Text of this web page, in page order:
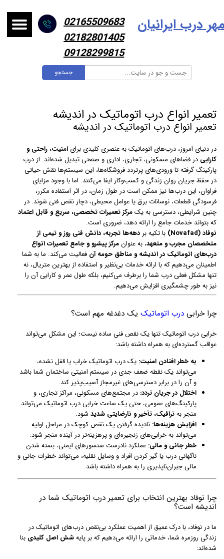
جستجو
درب ایرانیان
02165509683
02182801405
09128299815
تعمیر انواع درب اتوماتیک در اندیشه
تعمیر انواع درب اتوماتیک در اندیشه
در دنیای امروز، درب‌های اتوماتیک به عنصری کلیدی برای امنیت، راحتی و
کارایی در فضاهای مسکونی، تجاری، اداری و صنعتی تبدیل شده‌اند. از درب
پارکینگ گرفته تا ورودی‌های پرتردد فروشگاه‌ها، این سیستم‌ها نقش حیاتی
در حفظ جریان روان زندگی و کسب‌وکار ایفا می‌کنند. اما با وجود مزایای
فراوان، این درب‌ها نیز ممکن است در طول زمان، در اثر استفاده مکرر،
فرسودگی قطعات، نوسانات برق یا عوامل محیطی، دچار نقص فنی شوند. در
چنین شرایطی، دسترسی به یکمرکز تعمیرات تخصصی، سریع و قابل اعتماد
که بتواند خدمات جامع را ارائه دهد، ضروری است.
نوفاد (Novafad)
با تکیه بردهه‌ها تجربه، دانش فنی روز و تیمی از
متخصصان مجرب و متعهد، به عنوانمرکز پیشرو و جامع تعمیرات انواع
درب‌های اتوماتیک در اندیشه و مناطق حومه آن فعالیت می‌کند. ما به شما
اطمینان می‌دهیم که با ارائه خدمات بی‌نظیر و استفاده از بهترین متریال، نه
تنها مشکل فعلی درب شما را برطرف می‌کنیم، بلکه طول عمر و کارایی آن را
نیز به طور چشمگیری افزایش می‌دهیم.
چرا خرابی درب اتوماتیک یک دغدغه مهم است؟
خرابی درب اتوماتیک تنها یک نقص فنی ساده نیست؛ این مشکل می‌تواند
عواقب گسترده‌ای به همراه داشته باشد:
به خطر افتادن امنیت: یک درب اتوماتیک خراب یا قفل نشده،
می‌تواند یک نقطه ضعف جدی در سیستم امنیتی ساختمان شما باشد
و آن را در برابر دسترسی‌های غیرمجاز آسیب‌پذیر کند.
اختلال در جریان تردد: در مجتمع‌های مسکونی، مراکز تجاری، و
پارکینگ‌های عمومی، حتی یک ساعت خرابی درب اتوماتیک می‌تواند
منجر بهترافیک، تأخیر و نارضایتی شدید شود.
افزایش هزینه‌ها: نادیده گرفتن یک نقص کوچک در مراحل اولیه
می‌تواند به خرابی‌های زنجیره‌ای و پرهزینه‌تر در آینده منجر شود.
خطر جانی و مالی: عملکرد نادرست سنسورهای ایمنی، بسته شدن
ناگهانی درب یا گیر کردن افراد و وسایل نقلیه، می‌تواند خطرات جانی و
مالی جبران‌ناپذیری را به همراه داشته باشد.
چرا نوفاد بهترین انتخاب برای تعمیر درب اتوماتیک شما در
اندیشه است؟
ما در نوفاد، با درک عمیق از اهمیت عملکرد بی‌نقص درب‌های اتوماتیک در
زندگی روزمره شما، خدماتی را ارائه می‌دهیم که بر پایهشش اصل کلیدی بنا
شده‌اند: